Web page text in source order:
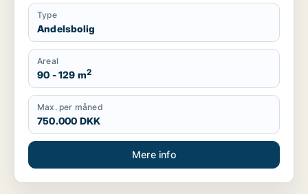
Type
Andelsbolig
Areal
90 - 129 m2
Max. per måned
750.000 DKK
Mere info